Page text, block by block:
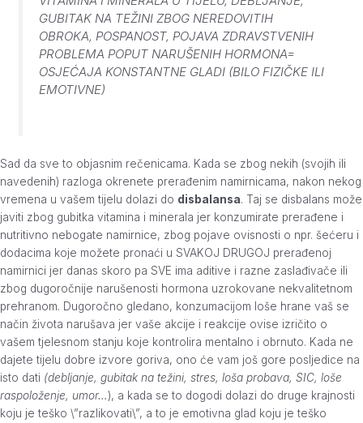
GUBITAK NA TEŽINI ZBOG NEREDOVITIH
OBROKA, POSPANOST, POJAVA ZDRAVSTVENIH
PROBLEMA POPUT NARUŠENIH HORMONA=
OSJEĆAJA KONSTANTNE GLADI (BILO FIZIČKE ILI
EMOTIVNE)
Sad da sve to objasnim rečenicama. Kada se zbog nekih (svojih ili
navedenih) razloga okrenete prerađenim namirnicama, nakon nekog
vremena u vašem tijelu dolazi do disbalansa. Taj se disbalans može
javiti zbog gubitka vitamina i minerala jer konzumirate prerađene i
nutritivno nebogate namirnice, zbog pojave ovisnosti o npr. šećeru i
dodacima koje možete pronaći u SVAKOJ DRUGOJ prerađenoj
namirnici jer danas skoro pa SVE ima aditive i razne zaslađivače ili
zbog dugoročnije narušenosti hormona uzrokovane nekvalitetnom
prehranom. Dugoročno gledano, konzumacijom loše hrane vaš se
način života narušava jer vaše akcije i reakcije ovise izričito o
vašem tjelesnom stanju koje kontrolira mentalno i obrnuto. Kada ne
dajete tijelu dobre izvore goriva, ono će vam još gore posljedice na
isto dati (debljanje, gubitak na težini, stres, loša probava, SIC, loše
raspoloženje, umor…), a kada se to dogodi dolazi do druge krajnosti
koju je teško \”razlikovati\”, a to je emotivna glad koju je teško